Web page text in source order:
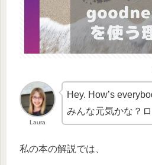
Laura
Hey. How’s
みんな元気かな？ロ
私の本の解説では、